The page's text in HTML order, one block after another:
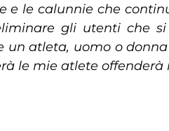
e le calunnie che
gli utenti che
atleta, uomo o
le mie atlete